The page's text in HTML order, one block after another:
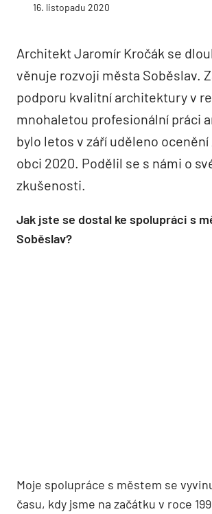
16. listopadu 2020
Architekt Jaromír Kročák se
věnuje rozvoji města Soběslav.
podporu kvalitní architektury v
mnohaletou profesionální práci
bylo letos v září uděleno
obci 2020. Podělil se s námi o
zkušenosti.
Jak jste se dostal ke spolupráci s
Soběslav?
Moje spolupráce s městem se
času, kdy jsme na začátku v roce